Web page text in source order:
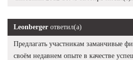
Leonberger ответил(а)
Предлагать участникам заманчивые
своём недавнем опыте в качестве